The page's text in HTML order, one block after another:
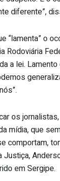
diferente”,
“lamenta” o
a lei.
os
mídia, que
comportam,
Justiça,
em Sergipe.